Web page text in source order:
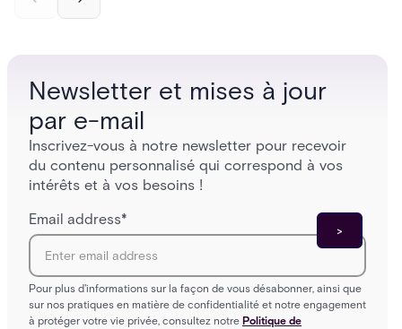
and software components, and the access control
Newsletter et mises à jour
par e-mail
Inscrivez-vous à notre newsletter pour recevoir
du contenu personnalisé qui correspond à vos
intérêts et à vos besoins !
Email address*
Pour plus d'informations sur la façon de vous désabonner, ainsi que
sur nos pratiques en matière de confidentialité et notre engagement
à protéger votre vie privée, consultez notre Politique de